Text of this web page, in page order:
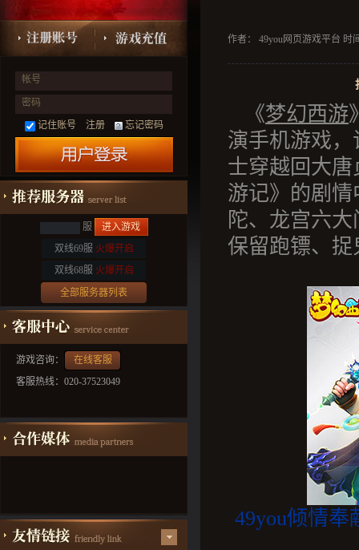
帐号
密码
记住账号 注册 忘记密码
服
进入游戏
双线69服 火爆开启
双线68服 火爆开启
全部服务器列表
游戏咨询：
在线客服
客服热线：020-37523049
作者： 49you网页游戏平台 时
《梦幻西游
演手机游戏
士穿越回大
游记》的剧
陀、龙宫六
保留跑镖、
49you倾情奉